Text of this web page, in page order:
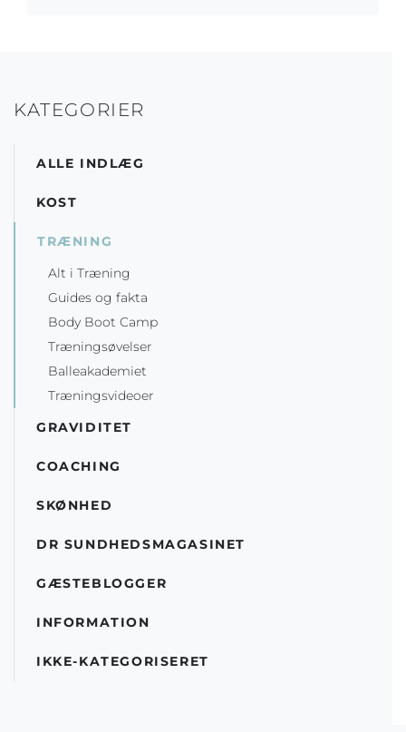
KATEGORIER
ALLE INDLÆG
KOST
TRÆNING
Alt i Træning
Guides og fakta
Body Boot Camp
Træningsøvelser
Balleakademiet
Træningsvideoer
GRAVIDITET
COACHING
SKØNHED
DR SUNDHEDSMAGASINET
GÆSTEBLOGGER
INFORMATION
IKKE-KATEGORISERET